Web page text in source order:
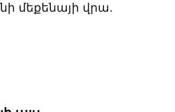
մեքենայի վրա.